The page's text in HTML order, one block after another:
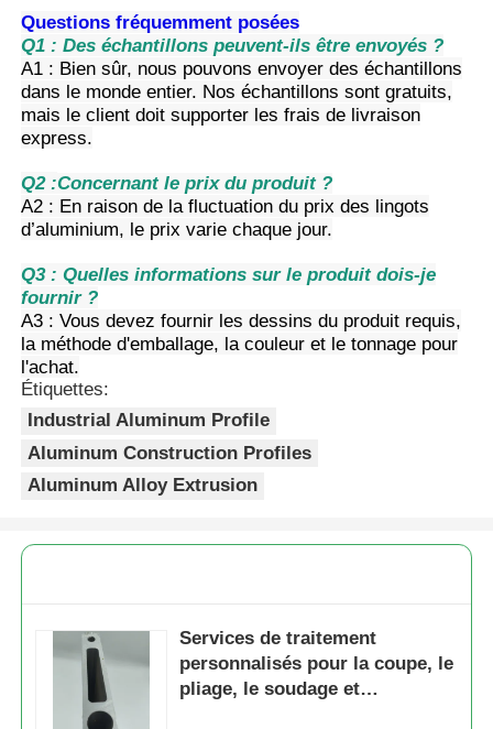
Profils de fenêtres à battants
Profilés de façade rideau
Profilé en aluminium poli
profils en aluminium de finition du bois
Profiles de garniture en aluminium
Profiles d'extrusion de dissipateur de chaleur en
Questions fréquemment posées
Q1 : Des échantillons peuvent-ils être envoyés ?
A1 : Bien sûr, nous pouvons envoyer des échantillons
dans le monde entier. Nos échantillons sont gratuits,
mais le client doit supporter les frais de livraison
express.
Q2 :Concernant le prix du produit ?
A2 : En raison de la fluctuation du prix des lingots
d’aluminium, le prix varie chaque jour.
Q3 : Quelles informations sur le produit dois-je
fournir ?
A3 : Vous devez fournir les dessins du produit requis,
la méthode d'emballage, la couleur et le tonnage pour
l'achat.
Étiquettes:
Industrial Aluminum Profile
Aluminum Construction Profiles
Aluminum Alloy Extrusion
Services de traitement
personnalisés pour la coupe, le
pliage, le soudage et